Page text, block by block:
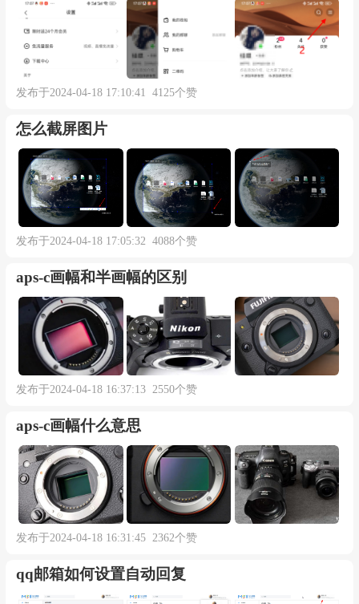
发布于2024-04-18 17:10:41 4125个赞
怎么截屏图片
发布于2024-04-18 17:05:32 4088个赞
aps-c画幅和半画幅的区别
发布于2024-04-18 16:37:13 2550个赞
aps-c画幅什么意思
发布于2024-04-18 16:31:45 2362个赞
qq邮箱如何设置自动回复